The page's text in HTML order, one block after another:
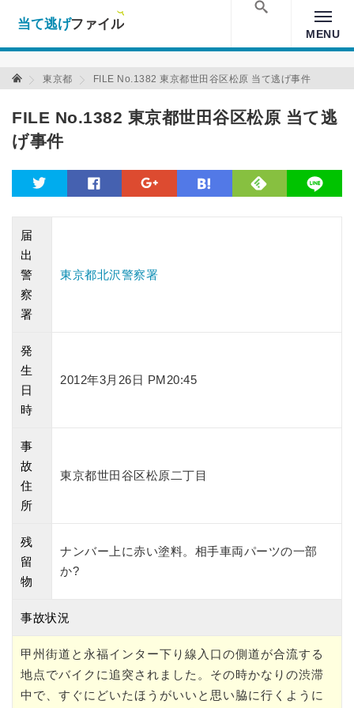
Warning: Undefined array key "amp" in
/home/xs157036/moon-
cross.com/public_html/wp/wp-content/themes/crossmastery-
MENU
当て逃げファイル 当て逃げファイル
東京都 FILE No.1382 東京都世田谷区松原 当て逃げ事件
FILE No.1382 東京都世田谷区松原 当て逃
げ事件
facebook line
届
出
警
察
署
東京都北沢警察署
発
生
日
時
2012年3月26日 PM20:45
事
故
住
所
東京都世田谷区松原二丁目
残
留
物
ナンバー上に赤い塗料。相手車両パーツの一部
か?
事故状況
甲州街道と永福インター下り線入口の側道が合流する
地点でバイクに追突されました。その時かなりの渋滞
中で、すぐにどいたほうがいいと思い脇に行くように